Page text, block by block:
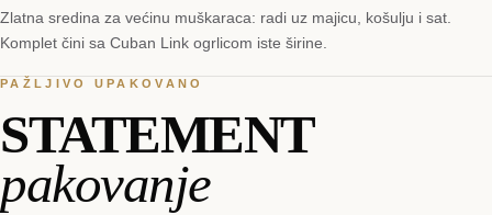
Zlatna sredina za većinu muškaraca: radi uz majicu, košulju i sat.
Komplet čini sa Cuban Link ogrlicom iste širine.
PAŽLJIVO UPAKOVANO
STATEMENT
pakovanje